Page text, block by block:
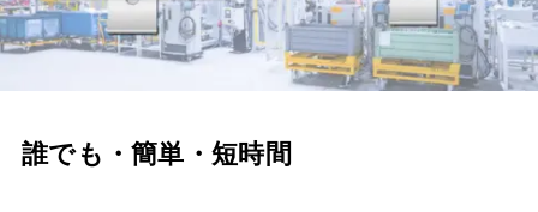
誰でも・簡単・短時間